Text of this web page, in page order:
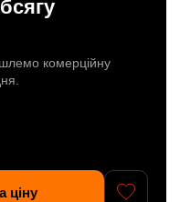
комерційну
ціну